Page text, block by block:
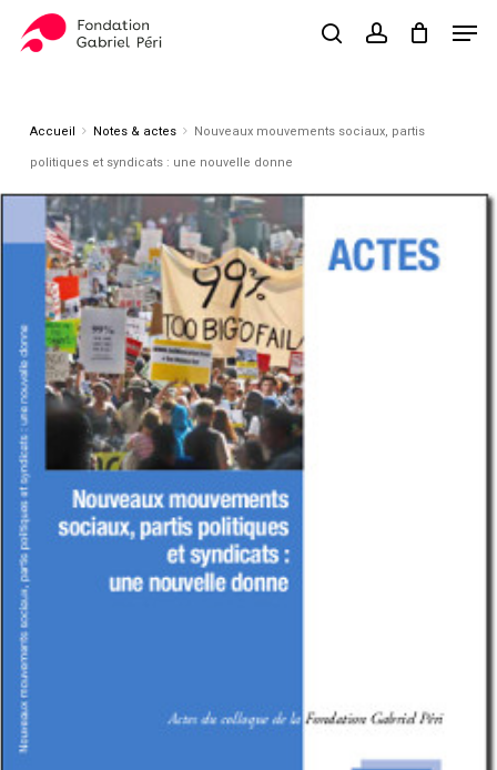
searchaccount
Panier Close
Accueil Notes & actes
Nouveaux mouvements sociaux, partis
politiques et syndicats : une nouvelle donne